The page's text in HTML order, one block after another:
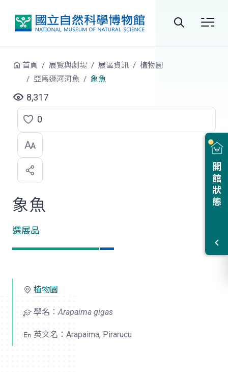
開館狀態
首頁 展覽與劇場 展區資訊
植物園
亞馬遜河河魚
象魚
8,317
點
選
喜
歡
0
象魚
選展品
植物園
學名：Arapaima gigas
英文名：Arapaima, Pirarucu